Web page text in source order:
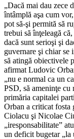
„Dacă mai dau zece
întâmplă aşa cum
pot să-şi permită să
trebui să înţeleagă
dacă sunt serioşi şi
guvernare şi chiar se
să atingă obiectivele
afirmat Ludovic
„nu e normal ca un
PSD, să ameninţe cu
primăria capitalei
Orban a criticat fosta
Ciolacu şi Nicolae
„iresponsabilitate”
un deficit bugetar „la